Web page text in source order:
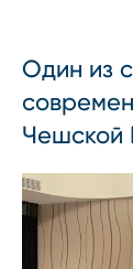
Один из
Чешской